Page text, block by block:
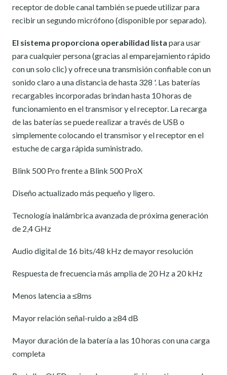
receptor de doble canal también se puede utilizar para
recibir un segundo micrófono (disponible por separado).
El sistema proporciona operabilidad lista para usar
para cualquier persona (gracias al emparejamiento rápido
con un solo clic) y ofrece una transmisión confiable con un
sonido claro a una distancia de hasta 328 '. Las baterías
recargables incorporadas brindan hasta 10 horas de
funcionamiento en el transmisor y el receptor. La recarga
de las baterías se puede realizar a través de USB o
simplemente colocando el transmisor y el receptor en el
estuche de carga rápida suministrado.
Blink 500 Pro frente a Blink 500 ProX
Diseño actualizado más pequeño y ligero.
Tecnología inalámbrica avanzada de próxima generación
de 2,4 GHz
Audio digital de 16 bits/48 kHz de mayor resolución
Respuesta de frecuencia más amplia de 20 Hz a 20 kHz
Menos latencia a ≤8ms
Mayor relación señal-ruido a ≥84 dB
Mayor duración de la batería a las 10 horas con una carga
completa